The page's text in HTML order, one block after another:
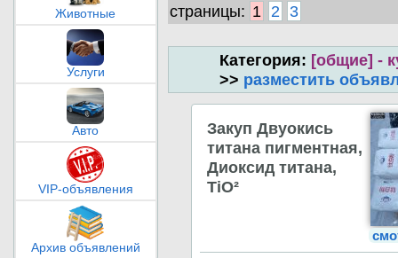
Животные
Услуги
Авто
VIP-объявления
Архив объявлений
страницы: 1 2 3
Категория: [общие] -
>> разместить
Закуп Двуокись
титана пигментная,
Диоксид титана,
TiO²